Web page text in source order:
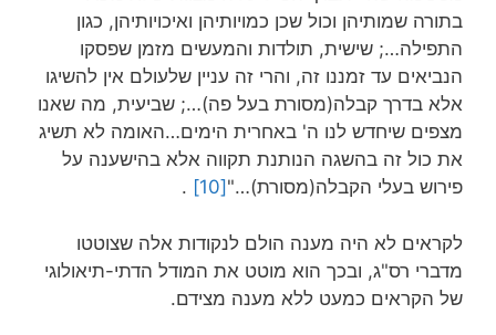
בתורה שמותיהן וכול שכן כמויותיהן ואיכויותיהן, כגון
התפילה…; שישית, תולדות והמעשים מזמן שפסקו
הנביאים עד זמננו זה, והרי זה עניין שלעולם אין להשיגו
אלא בדרך קבלה(מסורת בעל פה)…; שביעית, מה שאנו
מצפים שיחדש לנו ה' באחרית הימים…האומה לא תשיג
את כול זה בהשגה הנותנת תקווה אלא בהישענה על
פירוש בעלי הקבלה(מסורת)…" [10]
.
לקראים לא היה מענה הולם לנקודות אלה שצוטטו
מדברי רס"ג, ובכך הוא מוטט את המודל הדתי-תיאולוגי
של הקראים כמעט ללא מענה מצידם.